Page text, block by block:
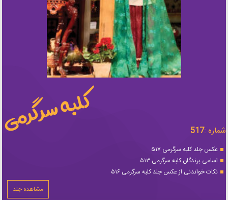
شماره :517
عکس جلد کلبه سرگرمی ۵۱۷
اسامی برندگان کلبه سرگرمی ۵۱۳
نکات خواندنی از عکس جلد کلبه سرگرمی ۵۱۶
مشاهده جلد